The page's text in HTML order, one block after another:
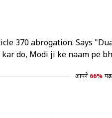
370 abrogation. Says
do, Modi ji ke naam pe
आपने 66% पढ़